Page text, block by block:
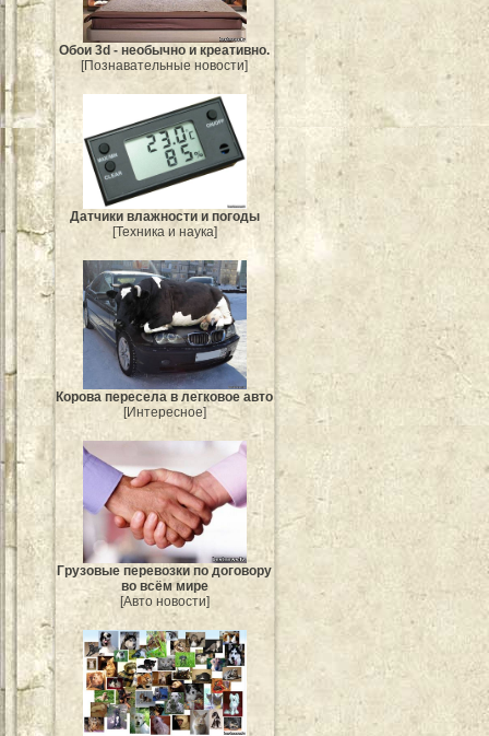
Обои 3d - необычно и креативно.
[Познавательные новости]
Датчики влажности и погоды
[Техника и наука]
Корова пересела в легковое авто
[Интересное]
Грузовые перевозки по договору
во всём мире
[Авто новости]